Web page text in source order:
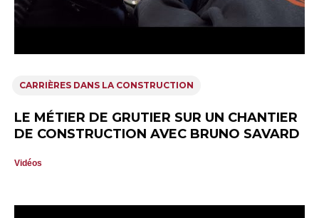
CARRIÈRES DANS LA CONSTRUCTION
LE MÉTIER DE GRUTIER SUR UN CHANTIER
DE CONSTRUCTION AVEC BRUNO SAVARD
Vidéos